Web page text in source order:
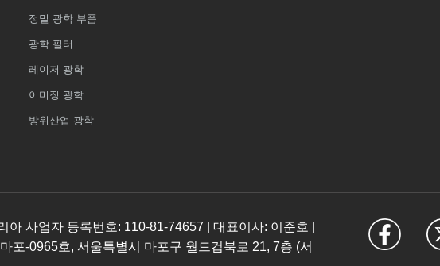
정밀 광학 부품
광학 필터
레이저 광학
이미징 광학
방위산업 광학
아 사업자 등록번호: 110-81-74657 | 대표이사: 이준호 |
포-0965호, 서울특별시 마포구 월드컵북로 21, 7층 (서